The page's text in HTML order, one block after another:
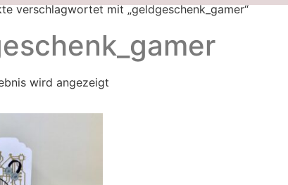
verschlagwortet mit „geldgeschenk_gamer“
wird angezeigt